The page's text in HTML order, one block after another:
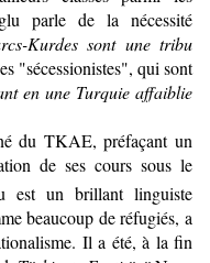
parle de la nécessité
Kurdes sont une tribu
"sécessionistes", qui sont
en une Turquie affaiblie
du TKAE, préfaçant un
de ses cours sous le
est un brillant linguiste
beaucoup de réfugiés, a
Il a été, à la fin